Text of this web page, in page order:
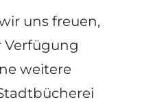
uns freuen,
Verfügung
weitere